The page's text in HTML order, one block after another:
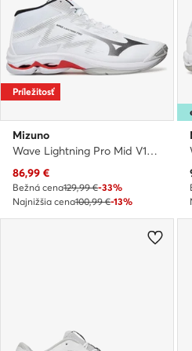
Príležitosť
Mizuno
Wave Lightning Pro Mid V1GA2665 59 · Halové topánky
Aktuálna cena
86,99 €
Bežná cena129,99 €-33%
Najnižšia cena100,99 €-13%